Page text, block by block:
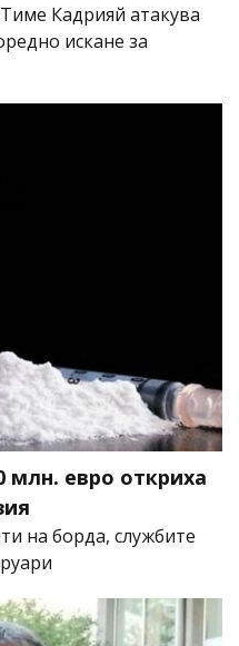
Кадрияй атакува
искане за
млн. евро откриха
на борда, службите